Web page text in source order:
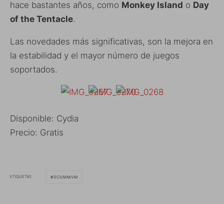
hace bastantes años, como Monkey Island o Day
of the Tentacle.
Las novedades más significativas, son la mejora en
la estabilidad y el mayor número de juegos
soportados.
Disponible: Cydia
Precio: Gratis
ETIQUETAS SCUMMVM